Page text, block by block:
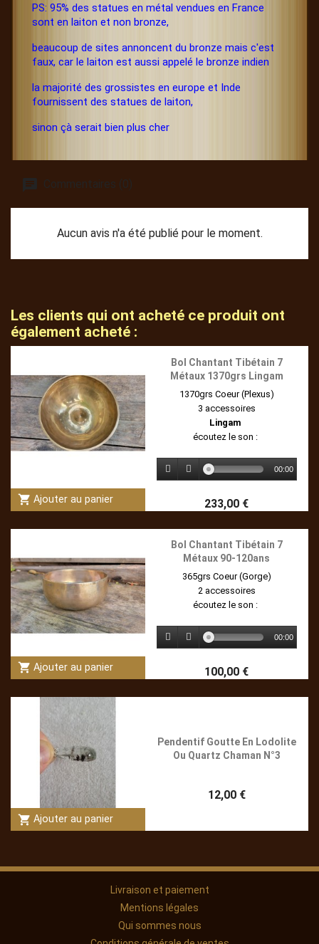
PS: 95% des statues en métal vendues en France
sont en laiton et non bronze,
beaucoup de sites annoncent du bronze mais c'est
faux, car le laiton est aussi appelé le bronze indien
la majorité des grossistes en europe et Inde
fournissent des statues de laiton,
sinon çà serait bien plus cher
Commentaires (0)
Aucun avis n'a été publié pour le moment.
Les clients qui ont acheté ce produit ont
également acheté :
shopping_cart Ajouter au panier
Bol Chantant Tibétain 7
Métaux 1370grs Lingam
1370grs Coeur (Plexus)
3 accessoires
Lingam
écoutez le son :
00:00
233,00 €
shopping_cart Ajouter au panier
Bol Chantant Tibétain 7
Métaux 90-120ans
365grs Coeur (Gorge)
2 accessoires
écoutez le son :
00:00
100,00 €
shopping_cart Ajouter au panier
Pendentif Goutte En Lodolite
Ou Quartz Chaman N°3
12,00 €
Livraison et paiement
Mentions légales
Qui sommes nous